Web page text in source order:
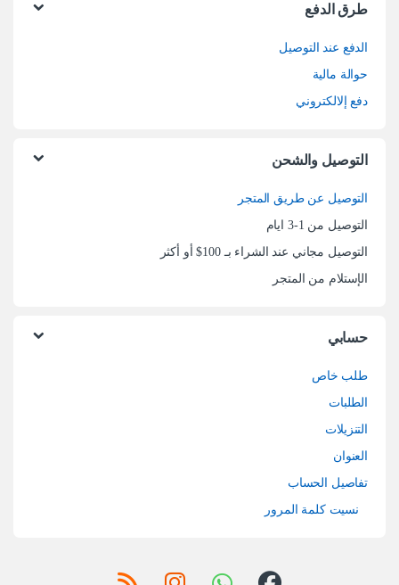
طرق الدفع
الدفع عند التوصيل
حوالة مالية
دفع إلالكتروني
التوصيل والشحن
التوصيل عن طريق المتجر
التوصيل من 1-3 ايام
التوصيل مجاني عند الشراء بـ 100$ أو أكثر
الإستلام من المتجر
حسابي
طلب خاص
الطلبات
التنزيلات
العنوان
تفاصيل الحساب
نسيت كلمة المرور